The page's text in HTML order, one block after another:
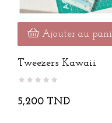
Ajouter au
Tweezers Kawaii
5,200 TND